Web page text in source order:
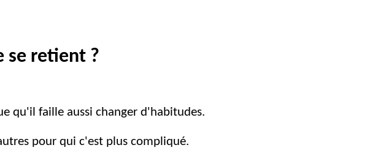
se retient ?
qu'il faille aussi changer d'habitudes.
pour qui c'est plus compliqué.